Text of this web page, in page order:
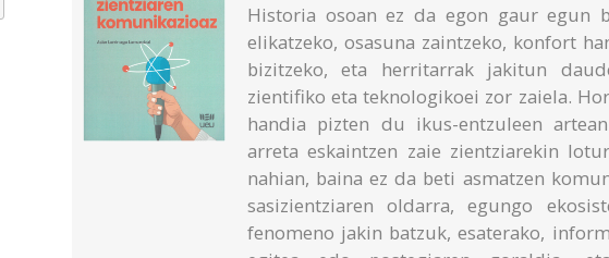
Historia osoan ez da egon gaur egun
elikatzeko, osasuna zaintzeko, konfort
bizitzeko, eta herritarrak jakitun
zientifiko eta teknologikoei zor zaiela.
handia pizten du ikus-entzuleen
arreta eskaintzen zaie zientziarekin
nahian, baina ez da beti asmatzen
sasizientziaren oldarra, egungo
fenomeno jakin batzuk, esaterako,